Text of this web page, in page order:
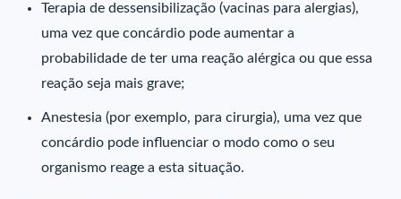
Terapia de dessensibilização (vacinas para alergias),
uma vez que concárdio pode aumentar a
probabilidade de ter uma reação alérgica ou que essa
reação seja mais grave;
Anestesia (por exemplo, para cirurgia), uma vez que
concárdio pode influenciar o modo como o seu
organismo reage a esta situação.